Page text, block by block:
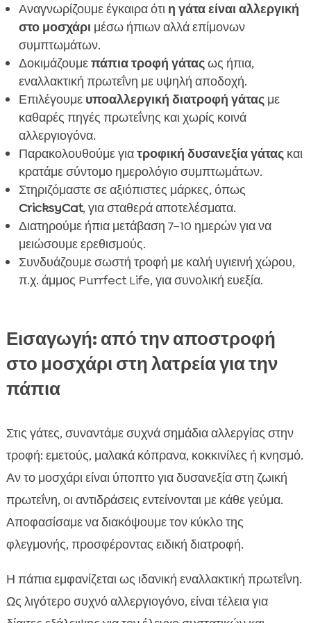
FAQ
Αναγνωρίζουμε έγκαιρα ότι η γάτα είναι αλλεργική
στο μοσχάριμέσω ήπιων αλλά επίμονων
συμπτωμάτων.
Δοκιμάζουμεπάπια τροφή γάταςως ήπια,
εναλλακτική πρωτεΐνη με υψηλή αποδοχή.
Επιλέγουμε υποαλλεργική διατροφή γάταςμε
καθαρές πηγές πρωτεΐνης και χωρίς κοινά
αλλεργιογόνα.
Παρακολουθούμε γιατροφική δυσανεξία γάταςκαι
κρατάμε σύντομο ημερολόγιο συμπτωμάτων.
Στηριζόμαστε σε αξιόπιστες μάρκες, όπως
CricksyCat, για σταθερά αποτελέσματα.
Διατηρούμε ήπια μετάβαση 7–10 ημερών για να
μειώσουμε ερεθισμούς.
Συνδυάζουμε σωστή τροφή με καλή υγιεινή χώρου,
π.χ. άμμος Purrfect Life, για συνολική ευεξία.
Εισαγωγή: από την αποστροφή
στο μοσχάρι στη λατρεία για την
πάπια
Στις γάτες, συναντάμε συχνά σημάδια αλλεργίας στην
τροφή: εμετούς, μαλακά κόπρανα, κοκκινίλες ή κνησμό.
Αν το μοσχάρι είναι ύποπτο για δυσανεξία στη ζωική
πρωτεΐνη, οι αντιδράσεις εντείνονται με κάθε γεύμα.
Αποφασίσαμε να διακόψουμε τον κύκλο της
φλεγμονής, προσφέροντας ειδική διατροφή.
Η πάπια εμφανίζεται ως ιδανική εναλλακτική πρωτεΐνη.
Ως λιγότερο συχνό αλλεργιογόνο, είναι τέλεια για